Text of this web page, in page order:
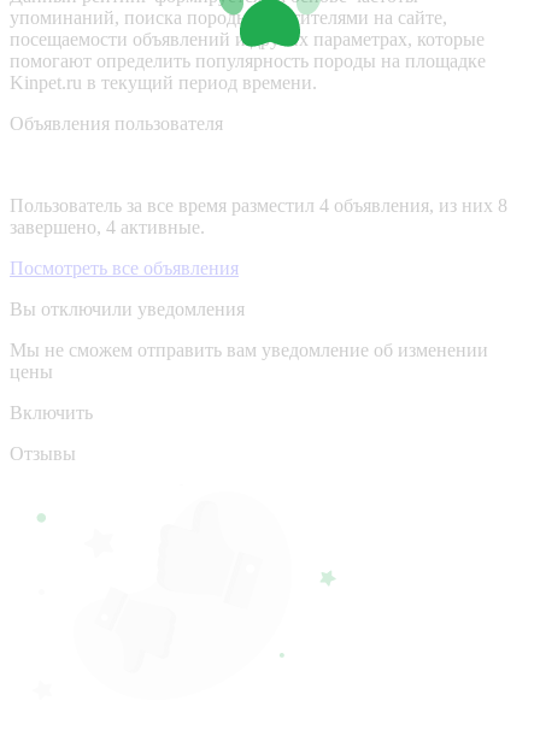
упоминаний, поиска породы посетителями на сайте,
посещаемости объявлений и других параметрах, которые
помогают определить популярность породы на площадке
Kinpet.ru в текущий период времени.
Объявления пользователя
Пользователь за все время разместил 4 объявления, из них 8
завершено, 4 активные.
Посмотреть все объявления
Вы отключили уведомления
Мы не сможем отправить вам уведомление об изменении
цены
Включить
Отзывы